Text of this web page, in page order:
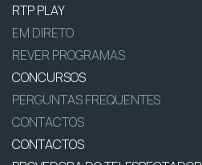
RTP PLAY
EM DIRETO
REVER PROGRAMAS
CONCURSOS
PERGUNTAS FREQUENTES
CONTACTOS
CONTACTOS